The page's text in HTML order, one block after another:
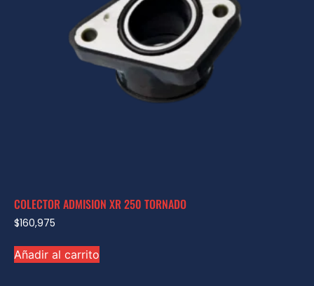
COLECTOR ADMISION XR 250 TORNADO
$160,975
Añadir al carrito